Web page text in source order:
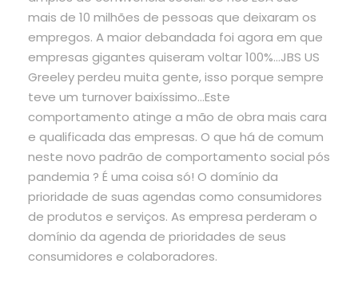
mais de 10 milhões de pessoas que deixaram os
empregos. A maior debandada foi agora em que
empresas gigantes quiseram voltar 100%…JBS US
Greeley perdeu muita gente, isso porque sempre
teve um turnover baixíssimo…Este
comportamento atinge a mão de obra mais cara
e qualificada das empresas. O que há de comum
neste novo padrão de comportamento social pós
pandemia ? É uma coisa só! O domínio da
prioridade de suas agendas como consumidores
de produtos e serviços. As empresa perderam o
domínio da agenda de prioridades de seus
consumidores e colaboradores.